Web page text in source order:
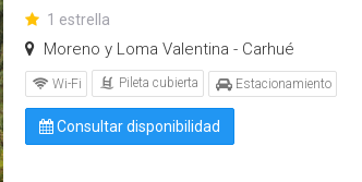
1 estrella
Moreno y Loma Valentina - Carhué
Wi-Fi Pileta cubierta Estacionamiento
Consultar disponibilidad